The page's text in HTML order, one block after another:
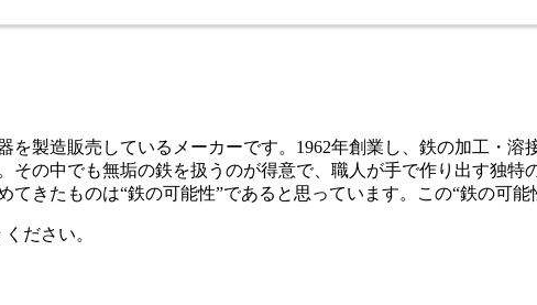
製造販売しているメーカーです。1962年創業し、鉄の加工・
その中でも無垢の鉄を扱うのが得意で、職人が手で作り出す独
きたものは“鉄の可能性”であると思っています。この“鉄の可
ください。